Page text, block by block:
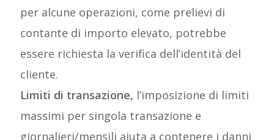
per alcune operazioni, come prelievi di
contante di importo elevato, potrebbe
essere richiesta la verifica dell’identità del
cliente.
Limiti di transazione, l’imposizione di limiti
massimi per singola transazione e
giornalieri/mensili aiuta a contenere i danni